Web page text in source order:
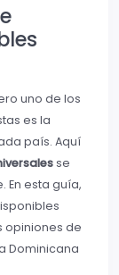
uno de los
es la
país. Aquí
se
En esta guía,
opiniones de
Dominicana